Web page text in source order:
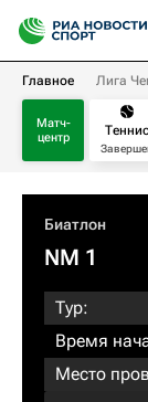
Главное Лига
Матч-
центр
Теннис
Биатлон
NM 1
Тур:
Время
Место